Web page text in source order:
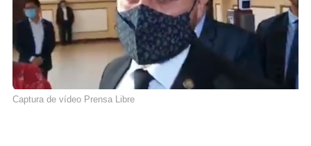
Captura de vídeo Prensa Libre